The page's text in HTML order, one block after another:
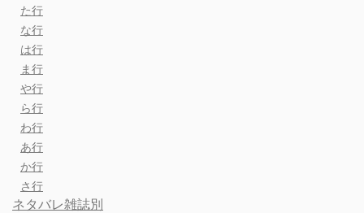
た行
な行
は行
ま行
や行
ら行
わ行
あ行
か行
さ行
ネタバレ雑誌別